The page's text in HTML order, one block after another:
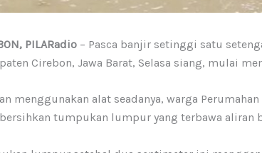
PILARadio – Pasca banjir setinggi satu
Cirebon, Jawa Barat, Selasa siang, mulai
menggunakan alat seadanya, warga
tumpukan lumpur yang terbawa aliran